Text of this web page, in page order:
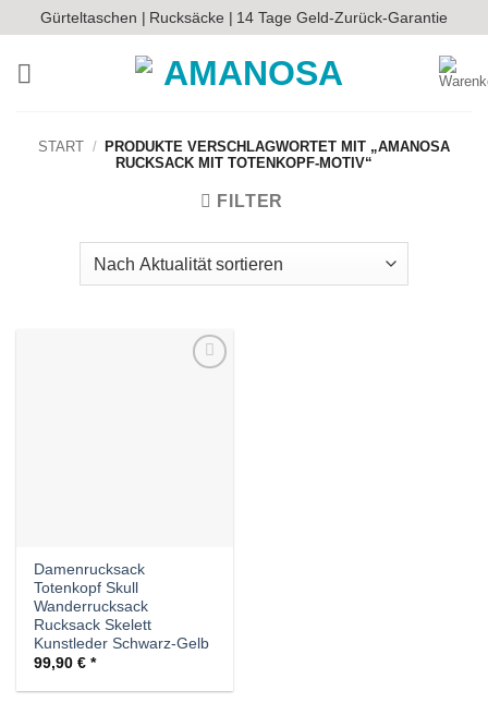
Inhalt
springen
Gürteltaschen | Rucksäcke | 14 Tage Geld-Zurück-Garantie
START /
PRODUKTE VERSCHLAGWORTET MIT „AMANOSA
RUCKSACK MIT TOTENKOPF-MOTIV“
FILTER
Damenrucksack
Totenkopf Skull
Wanderrucksack
Rucksack Skelett
Kunstleder Schwarz-Gelb
99,90€